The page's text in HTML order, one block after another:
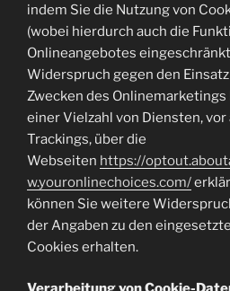
indem Sie die Nutzung von
(wobei hierdurch auch die
Onlineangebotes
Widerspruch gegen den
Zwecken des
einer Vielzahl von Diensten, vor
Trackings, über die
Webseiten https://
w.youronlinechoices.com/
können Sie weitere
der Angaben zu den
Cookies erhalten.